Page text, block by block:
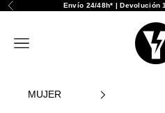
Ir al contenido
Anterior Envío 24/48h* | Devolución
Abrir menú de navegación
MUJER